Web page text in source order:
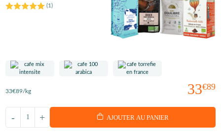
(1 )
33€89
33€89/kg
+
- AJOUTER AU PANIER